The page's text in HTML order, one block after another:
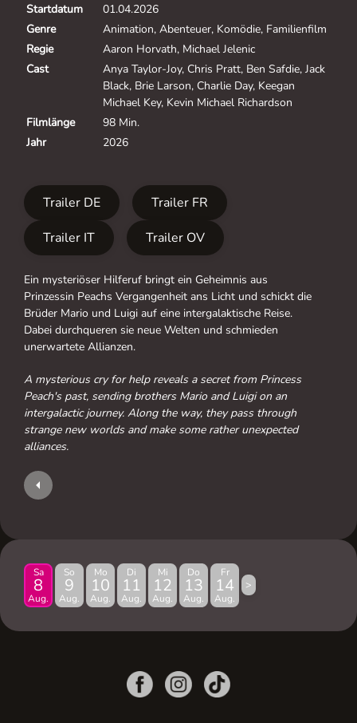
Startdatum
01.04.2026
Genre
Animation, Abenteuer, Komödie, Familienfilm
Regie
Aaron Horvath, Michael Jelenic
Cast
Anya Taylor-Joy, Chris Pratt, Ben Safdie, Jack
Black, Brie Larson, Charlie Day, Keegan
Michael Key, Kevin Michael Richardson
Filmlänge
98 Min.
Jahr
2026
Trailer DE
Trailer FR
Trailer IT
Trailer OV
Ein mysteriöser Hilferuf bringt ein Geheimnis aus
Prinzessin Peachs Vergangenheit ans Licht und schickt die
Brüder Mario und Luigi auf eine intergalaktische Reise.
Dabei durchqueren sie neue Welten und schmieden
unerwartete Allianzen.
A mysterious cry for help reveals a secret from Princess
Peach's past, sending brothers Mario and Luigi on an
intergalactic journey. Along the way, they pass through
strange new worlds and make some rather unexpected
alliances.
Sa
8
Aug.
So
9
Aug.
Mo
10
Aug.
Di
11
Aug.
Mi
12
Aug.
Do
13
Aug.
Fr
14
Aug.
>